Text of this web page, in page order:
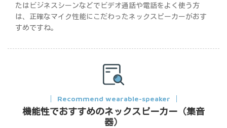
たはビジネスシーンなどでビデオ通話や電話をよく使う方
は、正確なマイク性能にこだわったネックスピーカーがおす
すめですね。
Recommend wearable-speaker
機能性でおすすめのネックスピーカー（集音
器）